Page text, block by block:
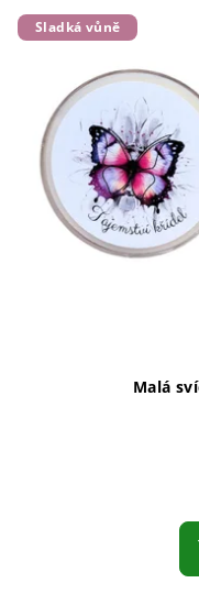
Sladká vůně
Malá